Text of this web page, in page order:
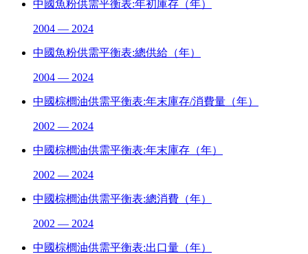
中國魚粉供需平衡表:年初庫存（年）
2004 — 2024
中國魚粉供需平衡表:總供給（年）
2004 — 2024
中國棕櫚油供需平衡表:年末庫存/消費量（年）
2002 — 2024
中國棕櫚油供需平衡表:年末庫存（年）
2002 — 2024
中國棕櫚油供需平衡表:總消費（年）
2002 — 2024
中國棕櫚油供需平衡表:出口量（年）